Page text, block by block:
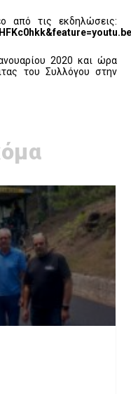
από τις εκδηλώσεις:
2020 και ώρα
του Συλλόγου στην